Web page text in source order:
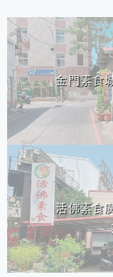
相連文章
金門素食
活佛素食